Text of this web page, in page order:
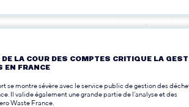
LA COUR DES COMPTES CRITIQUE LA
EN FRANCE
se montre sévère avec le service public de gestion des
Il valide également une grande partie de l’analyse et des
Waste France.